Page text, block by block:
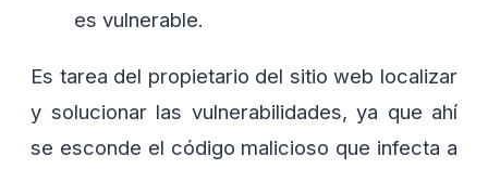
es vulnerable.
Es tarea del propietario del sitio web localizar
y solucionar las vulnerabilidades, ya que ahí
se esconde el código malicioso que infecta a